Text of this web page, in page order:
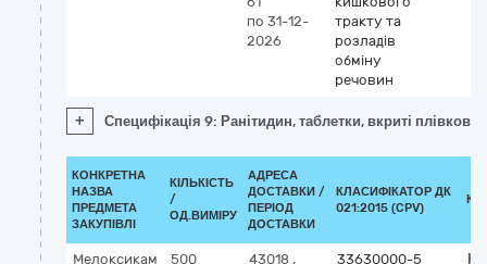
по 31-12-
2026
тракту та
розладів
обміну
речовин
+ Специфікація 9: Ранітидин, таблетки, вкриті
КОНКРЕТНА
НАЗВА
ПРЕДМЕТА
ЗАКУПІВЛІ
КІЛЬКІСТЬ
/
ОД.ВИМІРУ
АДРЕСА
ДОСТАВКИ /
ПЕРІОД
ДОСТАВКИ
КЛАСИФІКАТОР ДК
021:2015 (CPV)
Мелоксикам
500
43018 ,
33630000-5